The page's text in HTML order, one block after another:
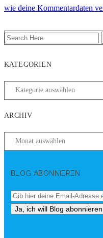
wie deine Kommentardaten
KATEGORIEN
ARCHIV
BLOG ABONNIEREN